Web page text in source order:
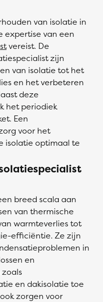
van isolatie in
expertise van een
vereist. De
zijn
van isolatie tot het
en het verbeteren
deze
het periodiek
Een
voor het
isolatie optimaal te
breed scala aan
van thermische
warmteverlies tot
efficiëntie. Ze zijn
in
en
en dakisolatie toe
zorgen voor